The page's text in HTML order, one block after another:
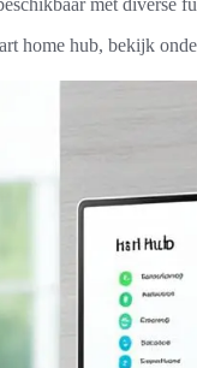
met diverse
home hub, bekijk